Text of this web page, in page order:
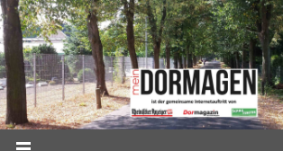
Zum
Inhalt
springen